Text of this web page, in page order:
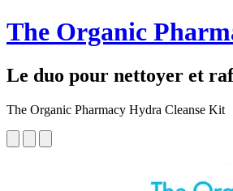
The Organic
Le duo pour nettoyer et
The Organic Pharmacy Hydra Cleanse Kit